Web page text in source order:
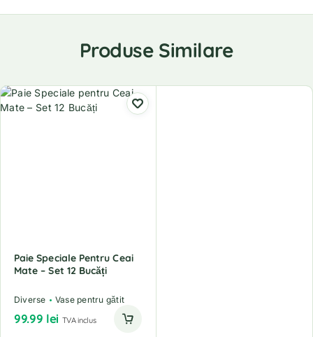
Produse Similare
Paie Speciale Pentru Ceai
Mate – Set 12 Bucăți
Diverse Vase pentru gătit
99.99 lei TVA inclus